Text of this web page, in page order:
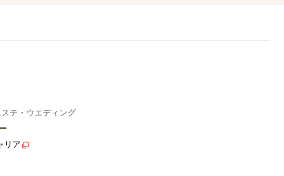
テ・ウエディング
リア